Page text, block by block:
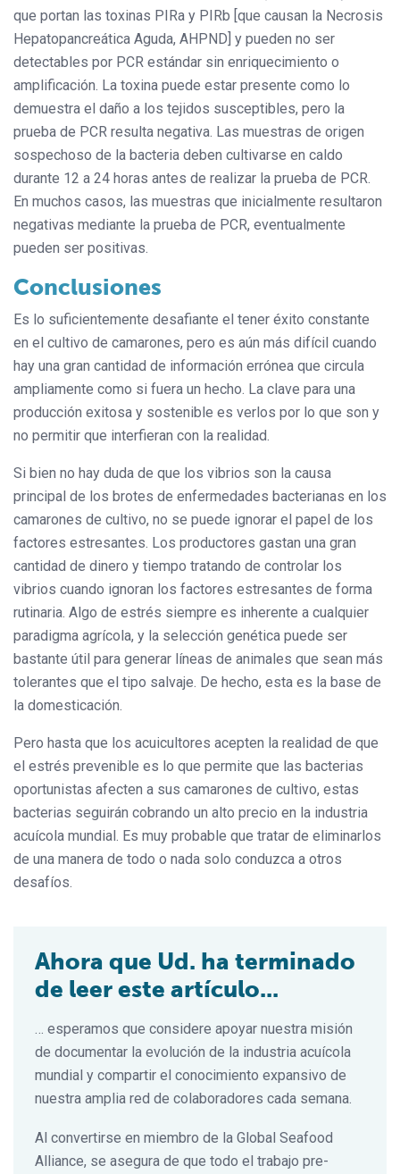
que portan las toxinas PIRa y PIRb [que causan la Necrosis
Hepatopancreática Aguda, AHPND] y pueden no ser
detectables por PCR estándar sin enriquecimiento o
amplificación. La toxina puede estar presente como lo
demuestra el daño a los tejidos susceptibles, pero la
prueba de PCR resulta negativa. Las muestras de origen
sospechoso de la bacteria deben cultivarse en caldo
durante 12 a 24 horas antes de realizar la prueba de PCR.
En muchos casos, las muestras que inicialmente resultaron
negativas mediante la prueba de PCR, eventualmente
pueden ser positivas.
Conclusiones
Es lo suficientemente desafiante el tener éxito constante
en el cultivo de camarones, pero es aún más difícil cuando
hay una gran cantidad de información errónea que circula
ampliamente como si fuera un hecho. La clave para una
producción exitosa y sostenible es verlos por lo que son y
no permitir que interfieran con la realidad.
Si bien no hay duda de que los vibrios son la causa
principal de los brotes de enfermedades bacterianas en los
camarones de cultivo, no se puede ignorar el papel de los
factores estresantes. Los productores gastan una gran
cantidad de dinero y tiempo tratando de controlar los
vibrios cuando ignoran los factores estresantes de forma
rutinaria. Algo de estrés siempre es inherente a cualquier
paradigma agrícola, y la selección genética puede ser
bastante útil para generar líneas de animales que sean más
tolerantes que el tipo salvaje. De hecho, esta es la base de
la domesticación.
Pero hasta que los acuicultores acepten la realidad de que
el estrés prevenible es lo que permite que las bacterias
oportunistas afecten a sus camarones de cultivo, estas
bacterias seguirán cobrando un alto precio en la industria
acuícola mundial. Es muy probable que tratar de eliminarlos
de una manera de todo o nada solo conduzca a otros
desafíos.
Ahora que Ud. ha terminado
de leer este artículo...
… esperamos que considere apoyar nuestra misión
de documentar la evolución de la industria acuícola
mundial y compartir el conocimiento expansivo de
nuestra amplia red de colaboradores cada semana.
Al convertirse en miembro de la Global Seafood
Alliance, se asegura de que todo el trabajo pre-